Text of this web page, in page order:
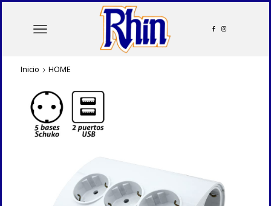
Inicio HOME